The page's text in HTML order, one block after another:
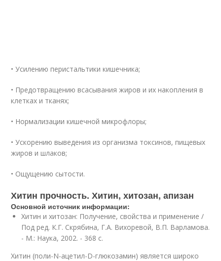
• Усилению перистальтики кишечника;
• Предотвращению всасывания жиров и их накопления в
клетках и тканях;
• Нормализации кишечной микрофлоры;
• Ускорению выведения из организма токсинов, пищевых
жиров и шлаков;
• Ощущению сытости.
Хитин прочность. Хитин, хитозан, апизан
Основной источник информации:
Хитин и хитозан: Получение, свойства и применение /
Под ред. К.Г. Скрябина, Г.А. Вихоревой, В.П. Варламова.
- М.: Наука, 2002. - 368 с.
Хитин (поли-N-ацетил-D-глюкозамин) является широко